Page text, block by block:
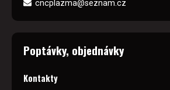
cncplazma@seznam.cz
Poptávky, objednávky
Kontakty